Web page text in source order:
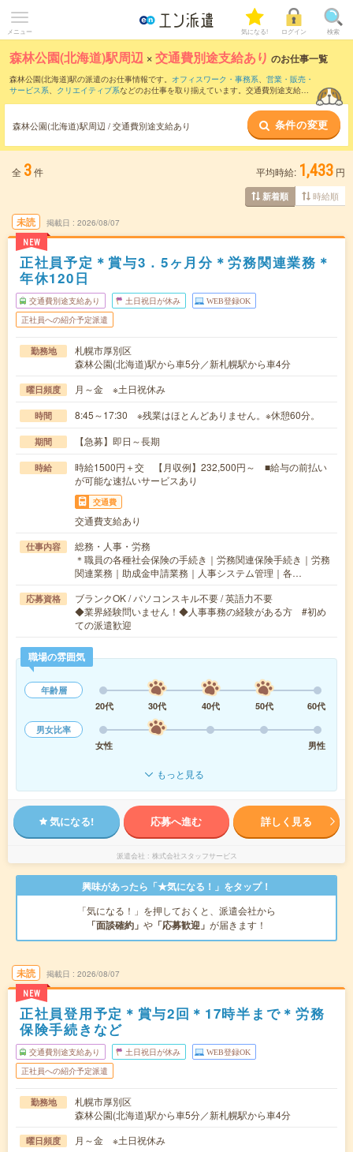
メニュー 気になる! ログイン 検索
森林公園(北海道)駅周辺 ×交通費別途支給あり のお仕事一覧
森林公園(北海道)駅の派遣のお仕事情報です。 オフィスワーク・事務系、 営業・販売・
サービス系、 クリエイティブ系などのお仕事を取り揃えています。交通費別途支給あ
森林公園(北海道)駅周辺 / 交通費別途支給あり 条件の変更
全 3件 平均時給: 1,433 円
新着順 時給順
未読
NEW
掲載日 2026/08/07
正社員予定＊賞与3．5ヶ月分＊労務関連業務＊
年休120日
交通費別途支給あり 土日祝日が休み WEB登録OK
正社員への紹介予定派遣
勤務地
札幌市厚別区
森林公園(北海道)駅から車5分／新札幌駅から車4分
曜日頻度 月～金 ※土日祝休み
時間 8:45～17:30 ※残業はほとんどありません。※休憩60分。
期間 【急募】即日～長期
時給
時給1500円＋交 【月収例】232,500円～ ■給与の前払い
が可能な速払いサービスあり
交通費
交通費支給あり
仕事内容
総務・人事・労務
＊職員の各種社会保険の手続き｜労務関連保険手続き｜労務
関連業務｜助成金申請業務｜人事システム管理｜各…
応募資格
ブランクOK / パソコンスキル不要 / 英語力不要
◆業界経験問いません！◆人事事務の経験がある方 #初め
ての派遣歓迎
職場の雰囲気
年齢層
20代
30代 40代 50代
60代
男女比率
女性
男性
もっと見る
気になる! 応募へ進む 詳しく見る
派遣会社 株式会社スタッフサービス
興味があったら「★気になる！」をタップ！
「気になる！」を押しておくと、派遣会社から
「面談確約」 や 「応募歓迎」 が届きます！
未読
NEW
掲載日 2026/08/07
正社員登用予定＊賞与2回＊17時半まで＊労務
保険手続きなど
交通費別途支給あり 土日祝日が休み WEB登録OK
正社員への紹介予定派遣
勤務地
札幌市厚別区
森林公園(北海道)駅から車5分／新札幌駅から車4分
曜日頻度 月～金 ※土日祝休み